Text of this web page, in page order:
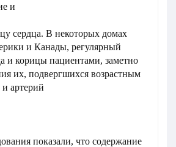
и
сердца. В некоторых домах
и Канады, регулярный
и корицы пациентами, заметно
их, подвергшихся возрастным
артерий
показали, что содержание